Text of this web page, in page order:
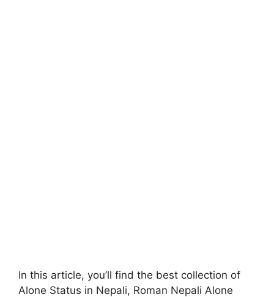
In this article, you’ll find the best collection of
Alone Status in Nepali, Roman Nepali Alone